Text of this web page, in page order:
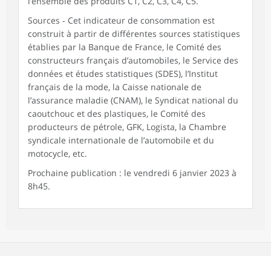
Sources ‑ Cet indicateur de consommation est
construit à partir de différentes sources statistiques
établies par la Banque de France, le Comité des
constructeurs français d’automobiles, le Service des
données et études statistiques (SDES), l’Institut
français de la mode, la Caisse nationale de
l’assurance maladie (CNAM), le Syndicat national du
caoutchouc et des plastiques, le Comité des
producteurs de pétrole, GFK, Logista, la Chambre
syndicale internationale de l’automobile et du
motocycle, etc.
Prochaine publication : le vendredi 6 janvier 2023 à
8h45.